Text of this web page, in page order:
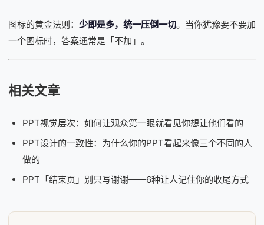
图标的黄金法则： 少即是多，统一压倒一切。当你犹豫要不要加
一个图标时，答案通常是「不加」。
相关文章
PPT视觉层次：如何让观众第一眼就看见你想让他们看的
PPT设计的一致性：为什么你的PPT看起来像三个不同的人
做的
PPT「结束页」别只写谢谢——6种让人记住你的收尾方式